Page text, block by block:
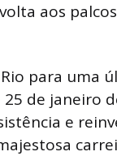
aos
para uma
de janeiro
e